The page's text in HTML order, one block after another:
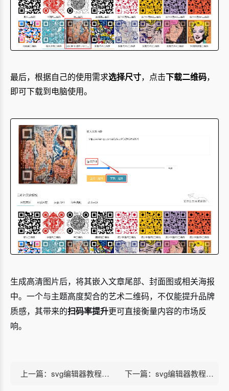
最后，根据自己的使用需求选择尺寸，点击下载二维码，
即可下载到电脑使用。
生成高清图片后，将其嵌入文章尾部、封面图或相关海报
中。一个与主题高度契合的艺术二维码，不仅能提升品牌
质感，其带来的扫码率提升更可直接衡量内容的市场反
响。
上一篇：svg编辑器教程：点击切换图片+竖向滑动 下一篇：svg编辑器教程：点击放大式弹出回缩-自定义触发区